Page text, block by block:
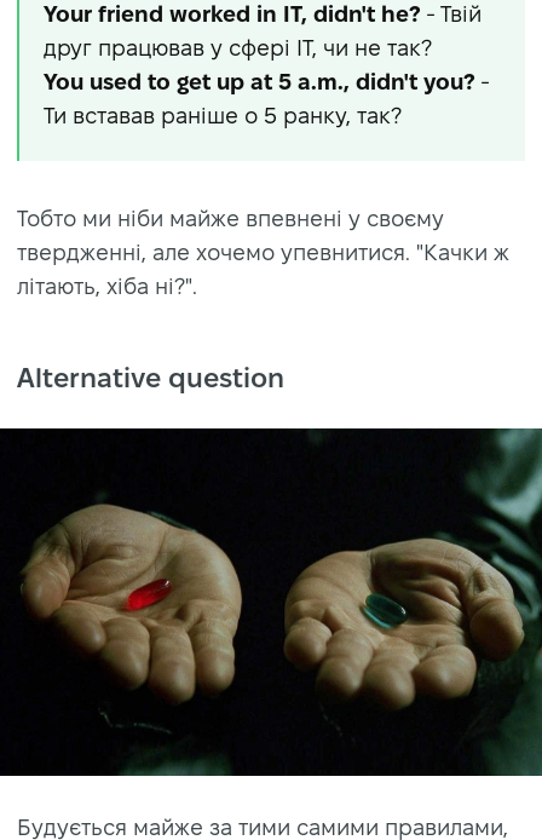
Your friend worked in IT, didn't he? - Твій
друг працював у сфері IT, чи не так?
You used to get up at 5 a.m., didn't you? -
Ти вставав раніше о 5 ранку, так?
Тобто ми ніби майже впевнені у своєму
твердженні, але хочемо упевнитися. "Качки ж
літають, хіба ні?".
Alternative question
Будується майже за тими самими правилами,